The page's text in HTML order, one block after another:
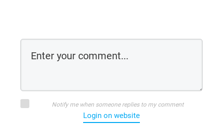
Notify me when someone replies to my comment
Login on website